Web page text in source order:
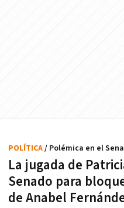
La jugada de
Senado para
de Anabel
POLÍTICA/ Polémica en el